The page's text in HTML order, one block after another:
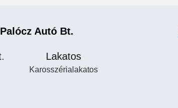
Palócz Autó Bt.
Lakatos
Karosszérialakatos